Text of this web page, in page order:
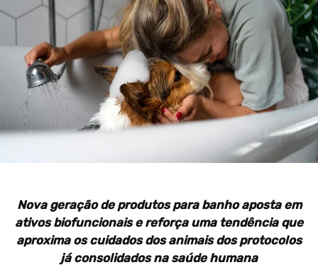
Nova geração de produtos para banho aposta em
ativos biofuncionais e reforça uma tendência que
aproxima os cuidados dos animais dos protocolos
já consolidados na saúde humana